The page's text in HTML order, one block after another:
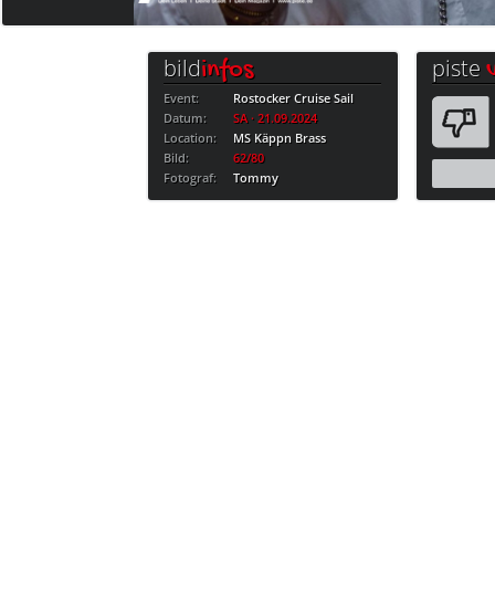
bildinfos
Event:
Rostocker Cruise Sail
Datum:
SA · 21.09.2024
Location:
MS Käppn Brass
Bild:
62/80
Fotograf:
Tommy
piste